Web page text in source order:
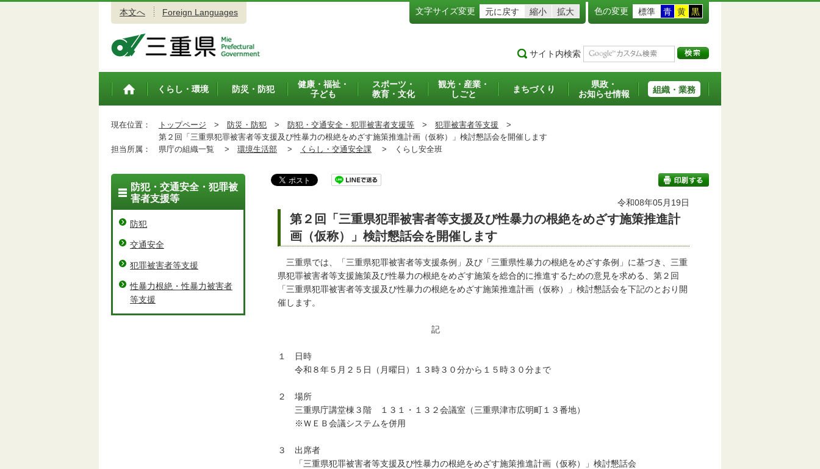
本文へ Foreign Languages 文字サイズ変更 元に戻す 縮小 拡大 色の変更 標準 青 黄 黒
サイト内検索
トップペ
くらし・環境 防災・防犯
健康・福祉・
子ども
スポーツ・
教育・文化
観光・産業・
しごと
まちづくり
県政・
お知らせ情報
組織・業務
現在位置： トップページ > 防災・防犯 > 防犯・交通安全・犯罪被害者支援等 > 犯罪被害者等支援 >
第２回「三重県犯罪被害者等支援及び性暴力の根絶をめざす施策推進計画（仮称）」検討懇話会を開催します
担当所属：
県庁の組織一覧 > 環境生活部 > くらし・交通安全課 > くらし安全班
令和08年05月19日
第２回「三重県犯罪被害者等支援及び性暴力の根絶をめざす施策推進計
画（仮称）」検討懇話会を開催します
三重県では、「三重県犯罪被害者等支援条例」及び「三重県性暴力の根絶をめざす条例」に基づき、三重
県犯罪被害者等支援施策及び性暴力の根絶をめざす施策を総合的に推進するための意見を求める、第２回
「三重県犯罪被害者等支援及び性暴力の根絶をめざす施策推進計画（仮称）」検討懇話会を下記のとおり開
催します。
記
１ 日時
令和８年５月２５日（月曜日）１３時３０分から１５時３０分まで
２ 場所
三重県庁講堂棟３階 １３１・１３２会議室（三重県津市広明町１３番地）
※ＷＥＢ会議システムを併用
３ 出席者
「三重県犯罪被害者等支援及び性暴力の根絶をめざす施策推進計画（仮称）」検討懇話会
防犯・交通安全・犯罪被
害者支援等
防犯
交通安全
犯罪被害者等支援
性暴力根絶・性暴力被害者
等支援